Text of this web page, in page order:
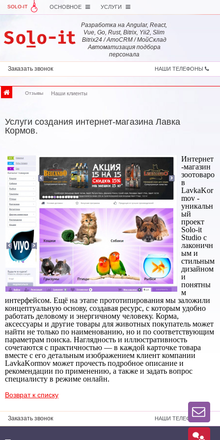
SOLO-IT ОСНОВНОЕ УСЛУГИ
Заказать звонок НАШИ ТЕЛЕФОНЫ
Разработка на Angular, React,
Vue, Go, Rust, Bitrix, Yii2, Slim
Bitrix24 / AmoCRM / МойСклад
Автоматизация подбора
персонала
Отзывы Наши клиенты
Услуги создания интернет-магазина Лавка
Кормов.
Интернет
-магазин
зоотоваро
в
LavkaKor
mov -
уникальн
ый
проект
Solo-it
Studio с
лаконичн
ым и
стильным
дизайном
и
понятны
м
интерфейсом. Ещё на этапе прототипирования мы заложили
концептуальную основу, создавая ресурс, с которым удобно
работать деловому и энергичному человеку. Корма,
аксессуары и другие товары для животных покупатель может
найти не только по наименованию, но и по соответствующим
параметрам поиска. Наглядность и иллюстративность
сочетаются с практичностью — в каждой карточке товара
вместе с его детальным изображением клиент компании
LavkaKormov может прочесть подробное описание и
рекомендации по применению, а также и задать вопрос
специалисту в режиме онлайн.
Возврат к списку
Заказать звонок НАШИ ТЕЛЕФОНЫ